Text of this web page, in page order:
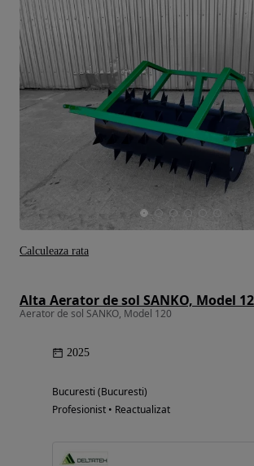
Alta Aerator de sol SANKO, Model
Aerator de sol SANKO, Model 120
2025
Bucuresti (Bucuresti)
Profesionist • Reactualizat
Calculeaza rata